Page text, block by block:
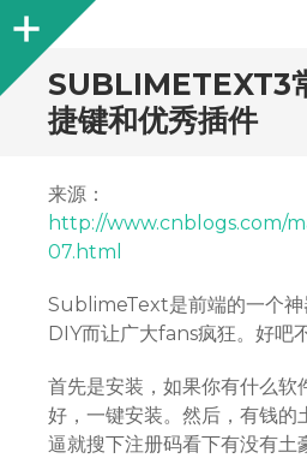
Sidebar
SUBLIMETEXT3
捷键和优秀插件
来源：
http://www.cnblogs.com/
07.html
SublimeText是前端的一个神
DIY而让广大fans疯狂。好吧
首先是安装，如果你有什么软
好，一键安装。然后，有钱的
逼就搜下注册码看下有没有土